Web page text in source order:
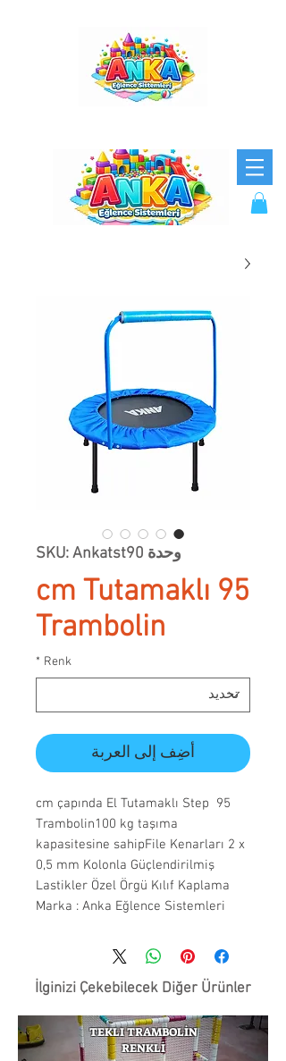
وحدة SKU: Ankatst90
95 cm Tutamaklı
Trambolin
Renk
*
أضِف إلى العربة
95 cm çapında El Tutamaklı Step
Trambolin100 kg taşıma
kapasitesine sahipFile Kenarları 2 x
0,5 mm Kolonla Güçlendirilmiş
Lastikler Özel Örgü Kılıf Kaplama
Marka : Anka Eğlence Sistemleri
İlginizi Çekebilecek Diğer Ürünler
TEKLI TRAMBOLİN
RENKLİ